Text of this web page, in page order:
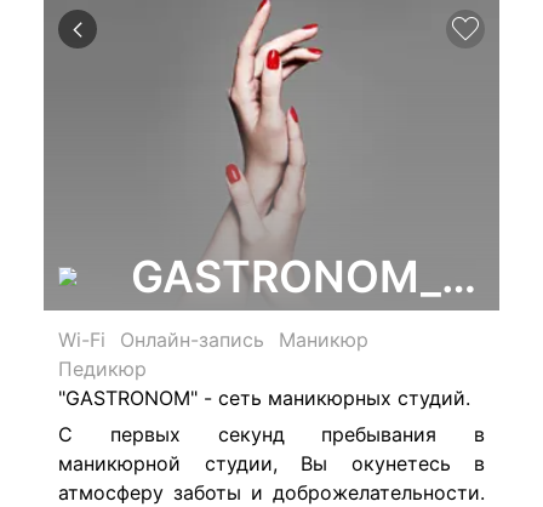
Wi-Fi Онлайн-запись
Маникюр
Педикюр
"GASTRONOM" - сеть маникюрных студий.
С первых секунд пребывания в
маникюрной студии, Вы окунетесь в
атмосферу заботы и доброжелательности.